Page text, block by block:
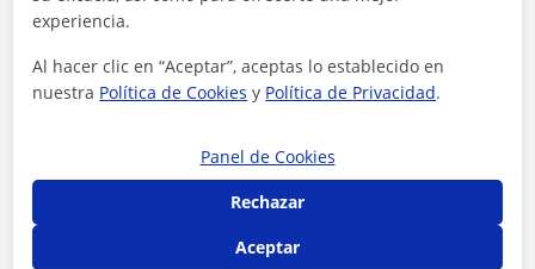
experiencia.
Al hacer clic en “Aceptar”, aceptas lo establecido en
nuestra Política de Cookies y Política de Privacidad.
Panel de Cookies
Rechazar
Aceptar